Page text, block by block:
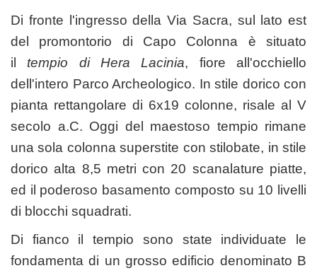
Di fronte l'ingresso della Via Sacra, sul lato est
del promontorio di Capo Colonna è situato
il
tempio di Hera Lacinia, fiore all'occhiello
dell'intero Parco Archeologico. In stile dorico con
pianta rettangolare di 6x19 colonne, risale al V
secolo a.C. Oggi del maestoso tempio rimane
una sola colonna superstite con stilobate, in stile
dorico alta 8,5 metri con 20 scanalature piatte,
ed il poderoso basamento composto su 10 livelli
di blocchi squadrati.
Di fianco il tempio sono state individuate le
fondamenta di un grosso edificio denominato B